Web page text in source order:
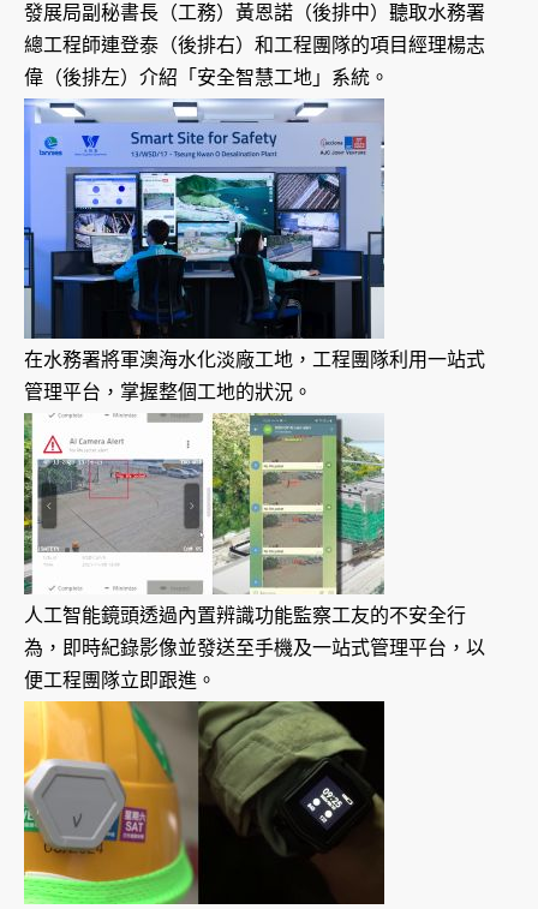
發展局副秘書長（工務）黃恩諾（後排中）聽取水務署
總工程師連登泰（後排右）和工程團隊的項目經理楊志
偉（後排左）介紹「安全智慧工地」系統。
在水務署將軍澳海水化淡廠工地，工程團隊利用一站式
管理平台，掌握整個工地的狀況。
人工智能鏡頭透過內置辨識功能監察工友的不安全行
為，即時紀錄影像並發送至手機及一站式管理平台，以
便工程團隊立即跟進。